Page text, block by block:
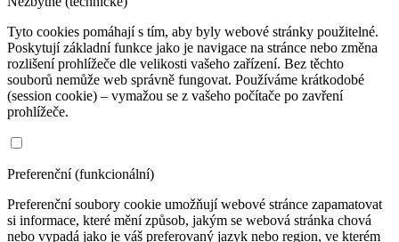
Tyto cookies pomáhají s tím, aby byly webové stránky použitelné.
Poskytují základní funkce jako je navigace na stránce nebo změna
rozlišení prohlížeče dle velikosti vašeho zařízení. Bez těchto
souborů nemůže web správně fungovat. Používáme krátkodobé
(session cookie) – vymažou se z vašeho počítače po zavření
prohlížeče.
Preferenční (funkcionální)
Preferenční soubory cookie umožňují webové stránce zapamatovat
si informace, které mění způsob, jakým se webová stránka chová
nebo vypadá jako je váš preferovaný jazyk nebo region, ve kterém